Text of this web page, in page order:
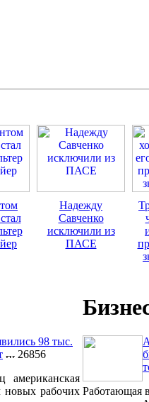
Надежду
Савченко
исключили из
ПАСЕ
98 тыс.
26856
новых рабочих Работающая